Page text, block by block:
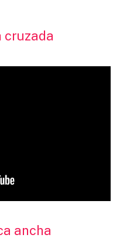
cruzada
ancha